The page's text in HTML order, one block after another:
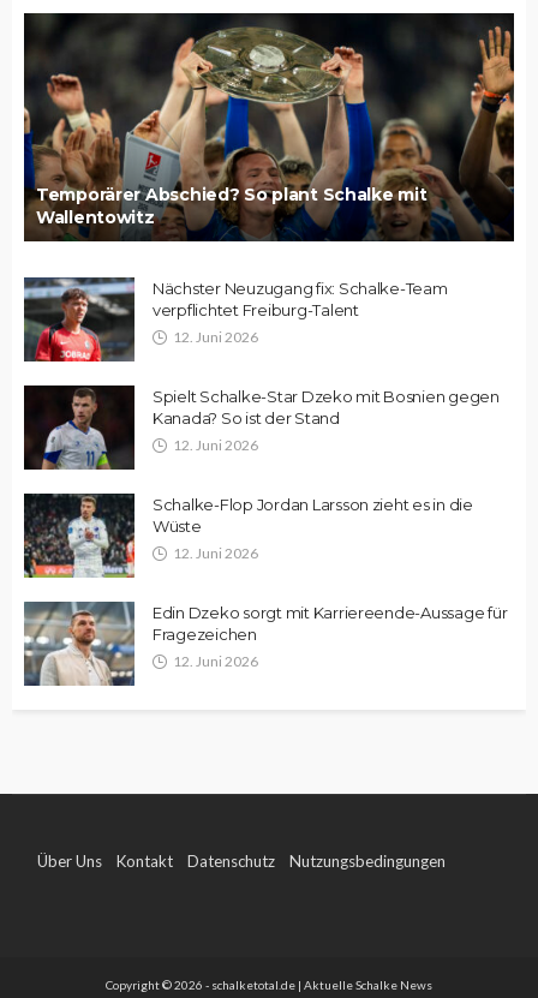
Temporärer Abschied? So plant Schalke mit
Wallentowitz
Nächster Neuzugang fix: Schalke-Team
verpflichtet Freiburg-Talent
12. Juni 2026
Spielt Schalke-Star Dzeko mit Bosnien gegen
Kanada? So ist der Stand
12. Juni 2026
Schalke-Flop Jordan Larsson zieht es in die
Wüste
12. Juni 2026
Edin Dzeko sorgt mit Karriereende-Aussage für
Fragezeichen
12. Juni 2026
Über Uns Kontakt Datenschutz Nutzungsbedingungen
Copyright © 2026 - schalketotal.de | Aktuelle Schalke News